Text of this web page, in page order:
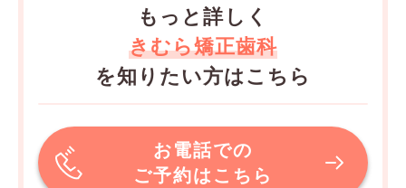
もっと詳しく
きむら矯正歯科
を知りたい方はこちら
お電話での
ご予約はこちら